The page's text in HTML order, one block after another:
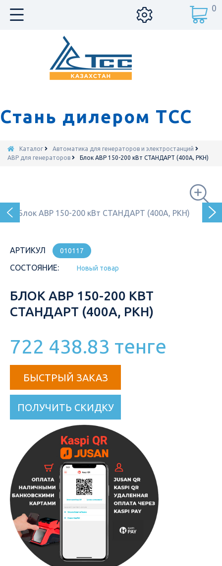
Стань дилером ТСС
0
Каталог
Автоматика для генераторов и электростанций
АВР для генераторов
Блок АВР 150-200 кВт СТАНДАРТ (400А, РКН)
АРТИКУЛ 010117
СОСТОЯНИЕ: Новый товар
БЛОК АВР 150-200 КВТ
СТАНДАРТ (400А, РКН)
722 438.83 тенге
БЫСТРЫЙ ЗАКАЗ
ПОЛУЧИТЬ СКИДКУ